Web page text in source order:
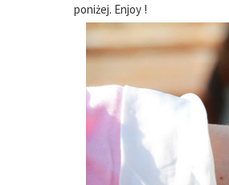
poniżej. Enjoy !